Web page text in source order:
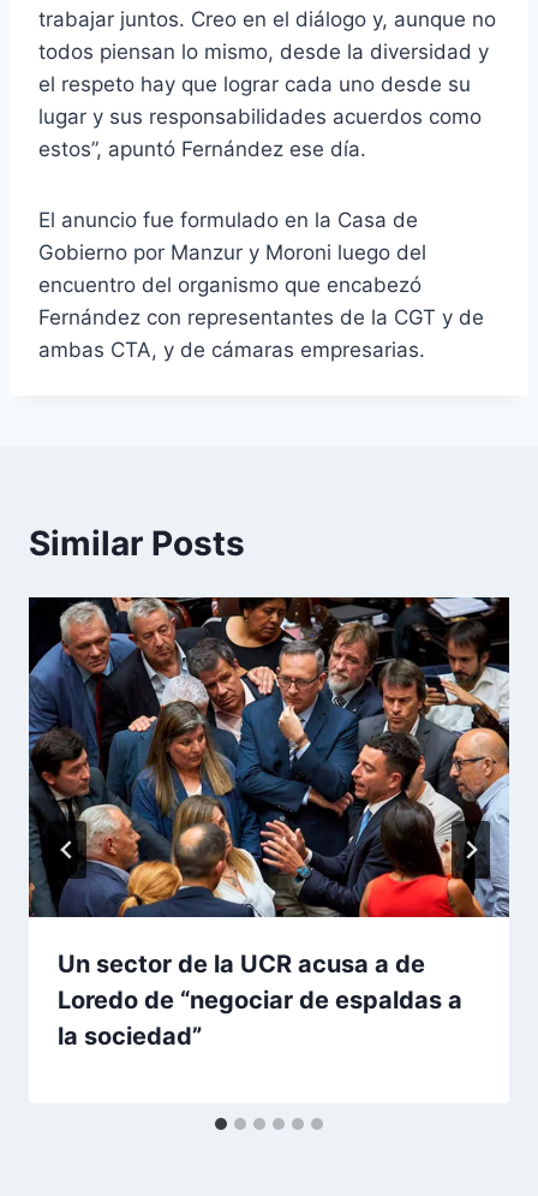
trabajar juntos. Creo en el diálogo y, aunque no
todos piensan lo mismo, desde la diversidad y
el respeto hay que lograr cada uno desde su
lugar y sus responsabilidades acuerdos como
estos”, apuntó Fernández ese día.
El anuncio fue formulado en la Casa de
Gobierno por Manzur y Moroni luego del
encuentro del organismo que encabezó
Fernández con representantes de la CGT y de
ambas CTA, y de cámaras empresarias.
Similar Posts
Un sector de la UCR acusa a de
Loredo de “negociar de espaldas a
la sociedad”